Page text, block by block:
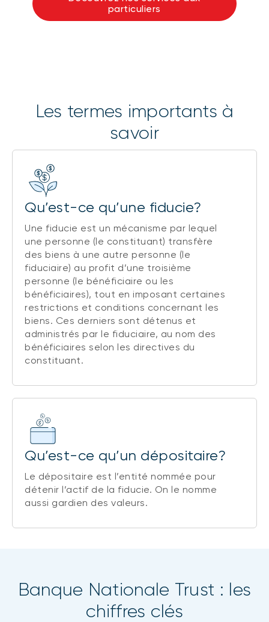
particuliers
Les termes importants à
savoir
Qu’est-ce qu’une fiducie?
Une fiducie est un mécanisme par lequel
une personne (le constituant) transfère
des biens à une autre personne (le
fiduciaire) au profit d’une troisième
personne (le bénéficiaire ou les
bénéficiaires), tout en imposant certaines
restrictions et conditions concernant les
biens. Ces derniers sont détenus et
administrés par le fiduciaire, au nom des
bénéficiaires selon les directives du
constituant.
Qu’est-ce qu’un dépositaire?
Le dépositaire est l’entité nommée pour
détenir l’actif de la fiducie. On le nomme
aussi gardien des valeurs.
Banque Nationale Trust : les
chiffres clés